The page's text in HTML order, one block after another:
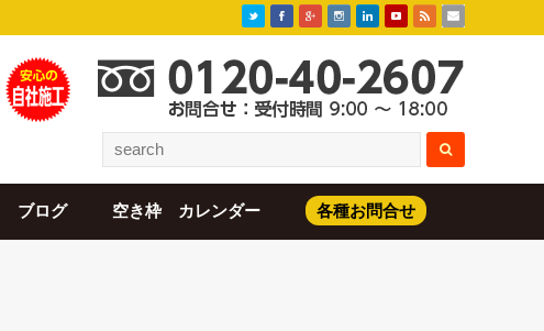
ブログ 空き枠 カレンダー 各種お問合せ